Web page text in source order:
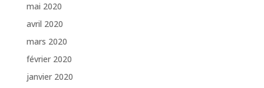
mai 2020
avril 2020
mars 2020
février 2020
janvier 2020